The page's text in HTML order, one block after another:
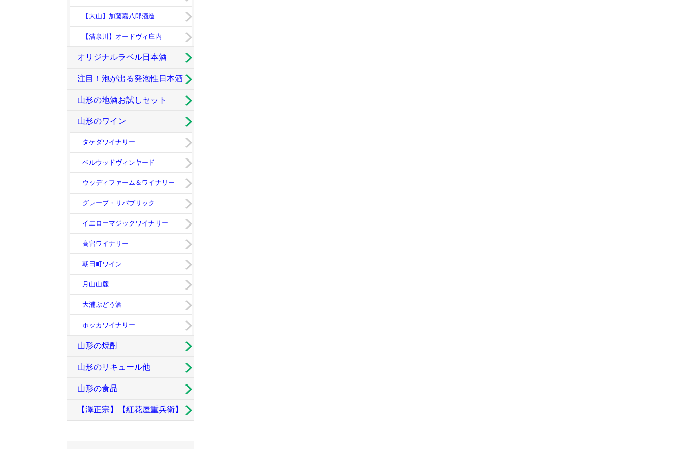
【大山】加藤嘉八郎酒造
【清泉川】オードヴィ庄内
オリジナルラベル日本酒
注目！泡が出る発泡性日本酒
山形の地酒お試しセット
山形のワイン
タケダワイナリー
ベルウッドヴィンヤード
ウッディファーム＆ワイナリー
グレープ・リパブリック
イエローマジックワイナリー
高畠ワイナリー
朝日町ワイン
月山山麓
大浦ぶどう酒
ホッカワイナリー
山形の焼酎
山形のリキュール他
山形の食品
【澤正宗】【紅花屋重兵衛】